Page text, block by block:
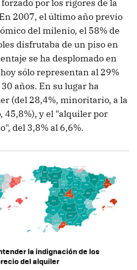
por los rigores de la
2007, el último año previo
del milenio, el 58% de
disfrutaba de un piso en
se ha desplomado en
sólo representan al 29%
años. En su lugar ha
(del 28,4%, minoritario, a la
45,8%), y el "alquiler por
del 3,8% al 6,6%.
la indignación de los
del alquiler